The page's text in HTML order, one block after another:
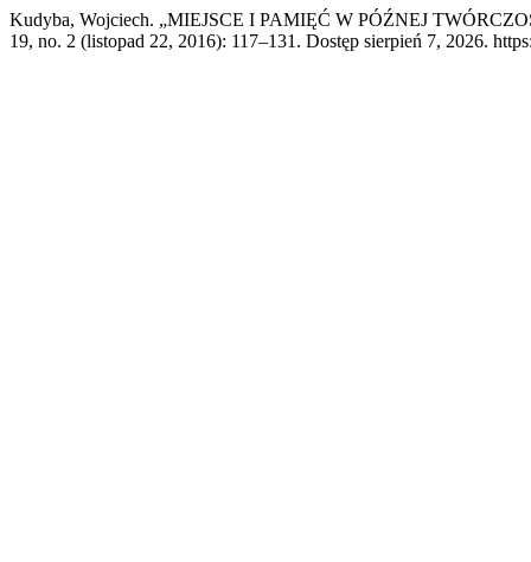
Kudyba, Wojciech. „MIEJSCE I PAMIĘĆ W PÓŹNEJ
19, no. 2 (listopad 22, 2016): 117–131. Dostęp sierpień 7, 2026.